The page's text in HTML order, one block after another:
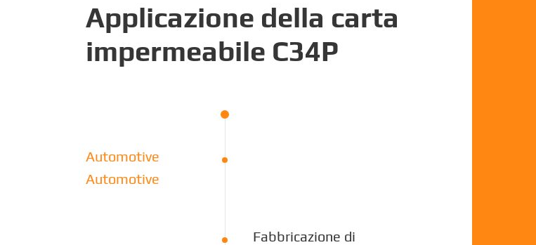
Applicazione della carta
impermeabile C34P
Automotive
Automotive
Fabbricazione di